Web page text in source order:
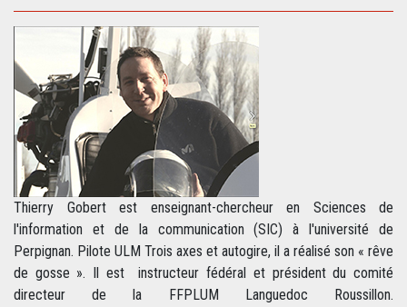
Thierry Gobert est enseignant-chercheur en Sciences de
l'information et de la communication (SIC) à l'université de
Perpignan. Pilote ULM Trois axes et autogire, il a réalisé son « rêve
de gosse ». Il est instructeur fédéral et président du comité
directeur de la FFPLUM Languedoc Roussillon.